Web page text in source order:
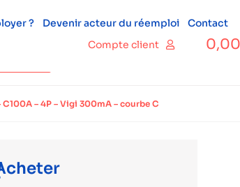
? Devenir acteur du réemploi
Contact
Compte client 0,00
– 4P – Vigi 300mA – courbe C